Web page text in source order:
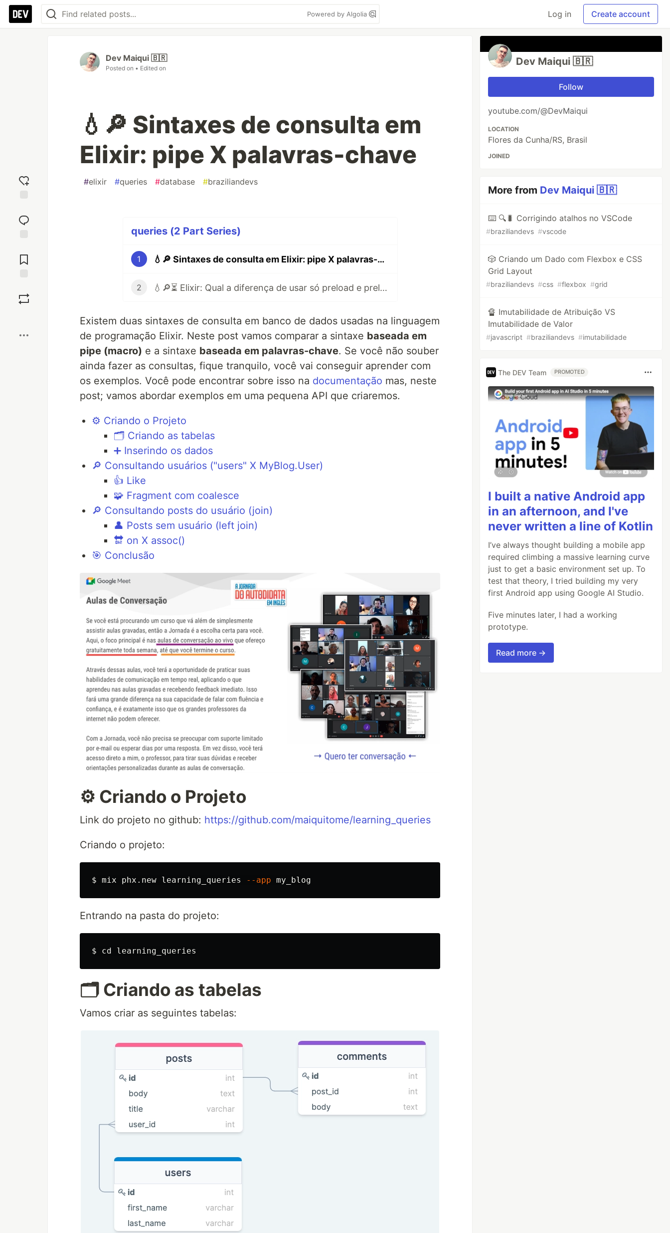
Powered by Algolia Log in Create account
reaction
Comments
Dev Maiqui 🇧🇷
Posted on • Edited on
💧🔎 Sintaxes de consulta em
Elixir: pipe X palavras-chave
#elixir #queries #database #braziliandevs
queries (2 Part Series)
1 💧🔎 Sintaxes de consulta em Elixir: pipe X palavras-chave
2 💧🔎⏳ Elixir: Qual a diferença de usar só preload e preload com join?
Existem duas sintaxes de consulta em banco de dados usadas na linguagem
de programação Elixir. Neste post vamos comparar a sintaxe baseada em
pipe (macro) e a sintaxe baseada em palavras-chave. Se você não souber
ainda fazer as consultas, fique tranquilo, você vai conseguir aprender com
os exemplos. Você pode encontrar sobre isso na documentação mas, neste
post; vamos abordar exemplos em uma pequena API que criaremos.
⚙️ Criando o Projeto
🗂 Criando as tabelas
➕ Inserindo os dados
🔎 Consultando usuários ("users" X MyBlog.User)
👍 Like
🧩 Fragment com coalesce
🔎 Consultando posts do usuário (join)
👤 Posts sem usuário (left join)
🔛 on X assoc()
🎯 Conclusão
⚙️ Criando o Projeto
Link do projeto no github: https://github.com/maiquitome/learning_queries
Criando o projeto:
$ mix phx.new learning_queries --app
Entrando na pasta do projeto:
$ cd
🗂 Criando as tabelas
Vamos criar as seguintes tabelas:
Dev Maiqui 🇧🇷
Follow
youtube.com/@DevMaiqui
LOCATION
Flores da Cunha/RS, Brasil
JOINED
More from Dev Maiqui 🇧🇷
⌨️ 🔍🐛 Corrigindo atalhos no VSCode
#braziliandevs #vscode
🎲 Criando um Dado com Flexbox e CSS
Grid Layout
#braziliandevs #css #flexbox #grid
🔏 Imutabilidade de Atribuição VS
Imutabilidade de Valor
#javascript #braziliandevs #imutabilidade
The DEV Team PROMOTED
I built a native Android app
in an afternoon, and I've
never written a line of Kotlin
I’ve always thought building a mobile app
required climbing a massive learning curve
just to get a basic environment set up. To
test that theory, I tried building my very
first Android app using Google AI Studio.
Five minutes later, I had a working
prototype.
Read more →